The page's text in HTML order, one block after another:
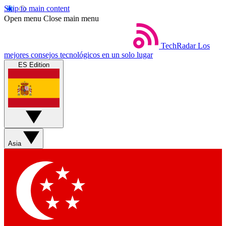
Skip to main content
Open menu Close main menu
TechRadar Los
mejores consejos tecnológicos en un solo lugar
ES Edition
Asia